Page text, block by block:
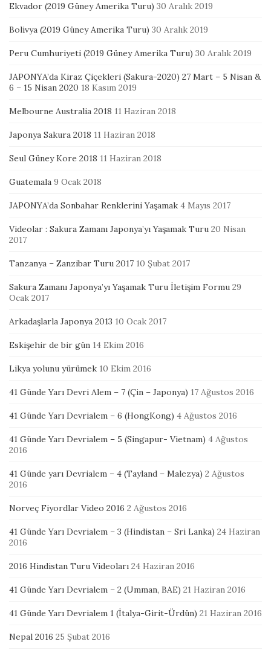
Ekvador (2019 Güney Amerika Turu) 30 Aralık 2019
Bolivya (2019 Güney Amerika Turu) 30 Aralık 2019
Peru Cumhuriyeti (2019 Güney Amerika Turu) 30 Aralık 2019
JAPONYA’da Kiraz Çiçekleri (Sakura-2020) 27 Mart – 5 Nisan &
6 – 15 Nisan 2020 18 Kasım 2019
Melbourne Australia 2018 11 Haziran 2018
Japonya Sakura 2018 11 Haziran 2018
Seul Güney Kore 2018 11 Haziran 2018
Guatemala 9 Ocak 2018
JAPONYA’da Sonbahar Renklerini Yaşamak 4 Mayıs 2017
Videolar : Sakura Zamanı Japonya’yı Yaşamak Turu 20 Nisan
2017
Tanzanya – Zanzibar Turu 2017 10 Şubat 2017
Sakura Zamanı Japonya’yı Yaşamak Turu İletişim Formu 29
Ocak 2017
Arkadaşlarla Japonya 2013 10 Ocak 2017
Eskişehir de bir gün 14 Ekim 2016
Likya yolunu yürümek 10 Ekim 2016
41 Günde Yarı Devri Alem – 7 (Çin – Japonya) 17 Ağustos 2016
41 Günde Yarı Devrialem – 6 (HongKong) 4 Ağustos 2016
41 Günde Yarı Devrialem – 5 (Singapur- Vietnam) 4 Ağustos
2016
41 Günde yarı Devrialem – 4 (Tayland – Malezya) 2 Ağustos
2016
Norveç Fiyordlar Video 2016 2 Ağustos 2016
41 Günde Yarı Devrialem – 3 (Hindistan – Sri Lanka) 24 Haziran
2016
2016 Hindistan Turu Videoları 24 Haziran 2016
41 Günde Yarı Devrialem – 2 (Umman, BAE) 21 Haziran 2016
41 Günde Yarı Devrialem 1 (İtalya-Girit-Ürdün) 21 Haziran 2016
Nepal 2016 25 Şubat 2016